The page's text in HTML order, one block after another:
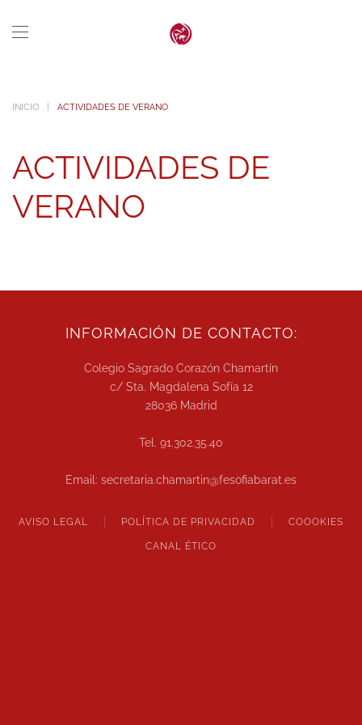
INICIO ACTIVIDADES DE VERANO
ACTIVIDADES DE
VERANO
INFORMACIÓN DE CONTACTO:
Colegio Sagrado Corazón Chamartín
c/ Sta. Magdalena Sofía 12
28036 Madrid
Tel. 91.302.35.40
Email: secretaria.chamartin@fesofiabarat.es
AVISO LEGAL POLÍTICA DE PRIVACIDAD COOOKIES
CANAL ÉTICO